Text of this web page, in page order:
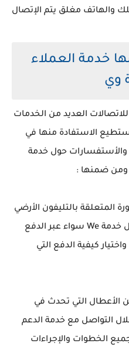
والهاتف مغلق يتم الإتصال
خدمة العملاء
وي
العديد من الخدمات
تستطيع الاستفادة منها في
والأستفسارات حول خدمة
ومن ضمنها :
المتعلقة بالتليفون الأرضي
بالإضافة إلى فاتورة النت من خلال خدمة We سواء عبر الدفع
كيفية الدفع التي
الأعطال التي تحدث في
التواصل مع خدمة الدعم
الخطوات والإجراءات